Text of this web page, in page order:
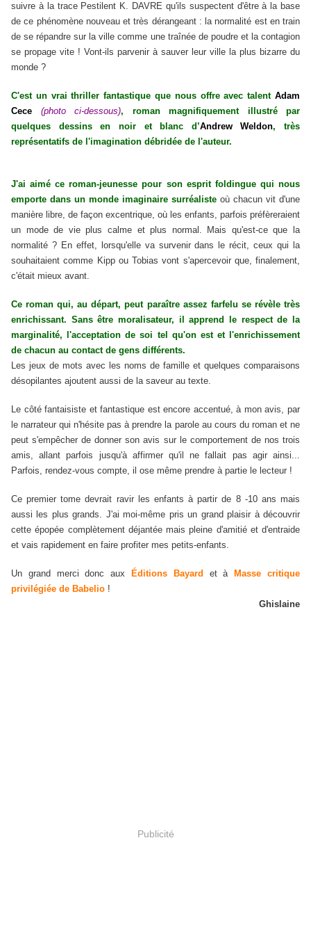
suivre à la trace Pestilent K. DAVRE qu'ils suspectent d'être à la base
de ce phénomène nouveau et très dérangeant : la normalité est en train
de se répandre sur la ville comme une traînée de poudre et la contagion
se propage vite ! Vont-ils parvenir à sauver leur ville la plus bizarre du
monde ?
C'est un vrai thriller fantastique que nous offre avec talent Adam
Cece (photo ci-dessous), roman magnifiquement illustré par
quelques dessins en noir et blanc d’Andrew Weldon, très
représentatifs de l'imagination débridée de l'auteur.
J'ai aimé ce roman-jeunesse pour son esprit foldingue qui nous
emporte dans un monde imaginaire surréaliste où chacun vit d'une
manière libre, de façon excentrique, où les enfants, parfois préfèreraient
un mode de vie plus calme et plus normal. Mais qu'est-ce que la
normalité ? En effet, lorsqu'elle va survenir dans le récit, ceux qui la
souhaitaient comme Kipp ou Tobias vont s'apercevoir que, finalement,
c'était mieux avant.
Ce roman qui, au départ, peut paraître assez farfelu se révèle très
enrichissant. Sans être moralisateur, il apprend le respect de la
marginalité, l'acceptation de soi tel qu'on est et l'enrichissement
de chacun au contact de gens différents.
Les jeux de mots avec les noms de famille et quelques comparaisons
désopilantes ajoutent aussi de la saveur au texte.
Le côté fantaisiste et fantastique est encore accentué, à mon avis, par
le narrateur qui n'hésite pas à prendre la parole au cours du roman et ne
peut s'empêcher de donner son avis sur le comportement de nos trois
amis, allant parfois jusqu'à affirmer qu'il ne fallait pas agir ainsi...
Parfois, rendez-vous compte, il ose même prendre à partie le lecteur !
Ce premier tome devrait ravir les enfants à partir de 8 -10 ans mais
aussi les plus grands. J'ai moi-même pris un grand plaisir à découvrir
cette épopée complètement déjantée mais pleine d'amitié et d'entraide
et vais rapidement en faire profiter mes petits-enfants.
Un grand merci donc aux Éditions Bayard et à
Masse critique
privilégiée de Babelio !
Ghislaine
Publicité